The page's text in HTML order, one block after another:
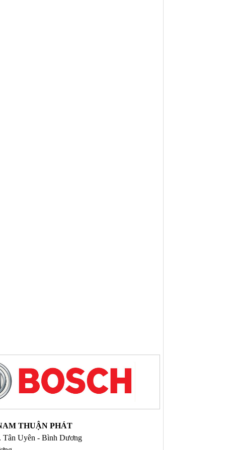
THUẬN PHÁT
Tân Uyên - Bình Dương